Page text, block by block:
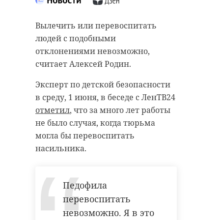
Вылечить или перевоспитать
людей с подобными
отклонениями невозможно,
считает Алексей Родин.
Эксперт по детской безопасности
в среду, 1 июня, в беседе с ЛенТВ24
отметил, что за много лет работы
не было случая, когда тюрьма
могла бы перевоспитать
насильника.
Педофила
перевоспитать
невозможно. Я в это
В многопрофильном
реабилитационном центре для
детей-инвалидов в Приозерске
заработала новая программа
"Передышка". Сегодня, 1 июня,
сюда заехали уже три семьи, а
через неделю к ним
присоединится еще одна.
В Ленобласти
родители детей-
инвалидов
могут сделать
За май 2022 года в Ленинградской
области раскрыли ряд громкий
преступлений, которые
совершались взрослыми в
Родителей очень обеспокоила
данная проблема, отмечают
специалисты ЦУР 47 региона.
Часто преступления совершаются
мужчинами, у которых есть
возможность общаться с большим
учителя, отметил полковник
полиции Алексей Родин в среду, 1
июня, в эфире телеканала
ЛенТВ24.